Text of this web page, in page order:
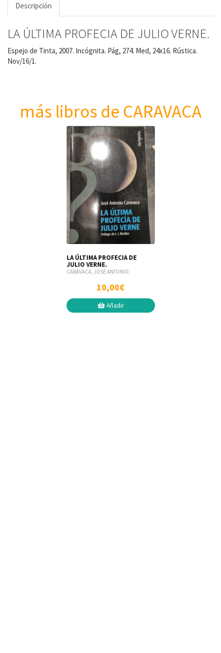
Descripción
LA ÚLTIMA PROFECIA DE JULIO VERNE.
Espejo de Tinta, 2007. Incógnita. Pág, 274. Med, 24x16. Rústica.
Nov/16/1.
más libros de CARAVACA
LA ÚLTIMA PROFECIA DE
JULIO VERNE.
CARAVACA, JOSÉ ANTONIO.
10,00€
Añadir